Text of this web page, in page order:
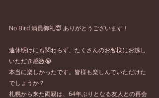
No Bird 満員御礼😇 ありがとうございます！
連休明けにも関わらず、たくさんのお客様にお越し
いただき感激😭
本当に楽しかったです。皆様も楽しんでいただけた
でしょうか？
札幌から来た両親は、64年ぶりとなる友人との再会